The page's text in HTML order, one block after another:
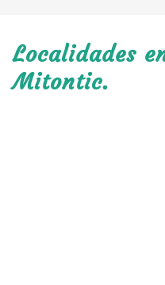
Localidades
Mitontic.